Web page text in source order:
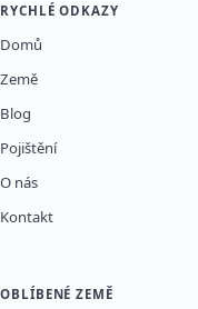
RYCHLÉ ODKAZY
Domů
Země
Blog
Pojištění
O nás
Kontakt
OBLÍBENÉ ZEMĚ